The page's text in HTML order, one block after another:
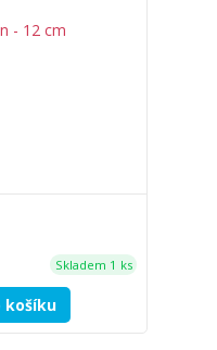
Skladem 1 ks
košíku